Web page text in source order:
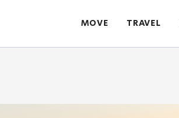
MOVE TRAVEL